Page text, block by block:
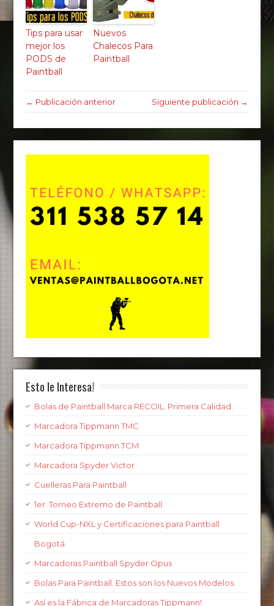
Tips para usar
mejor los
PODS de
Paintball
Nuevos
Chalecos Para
Paintball
← Publicación anterior Siguiente publicación →
Esto le Interesa!
Bolas de Paintball Marca RECOIL. Primera Calidad.
Marcadora Tippmann TMC
Marcadora Tippmann TCM
Marcadora Spyder Victor
Cuelleras Para Paintball
1er. Torneo Extremo de Paintball
World Cup-NXL y Certificaciones para Paintball
Bogotá.
Marcadoras Paintball Spyder Opus
Bolas Para Paintball. Estos son los Nuevos Modelos.
Así es la Fábrica de Marcadoras Tippmann!